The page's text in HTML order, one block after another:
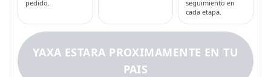
pedido.
seguimiento en
cada etapa.
YAXA ESTARA PROXIMAMENTE EN TU
PAIS